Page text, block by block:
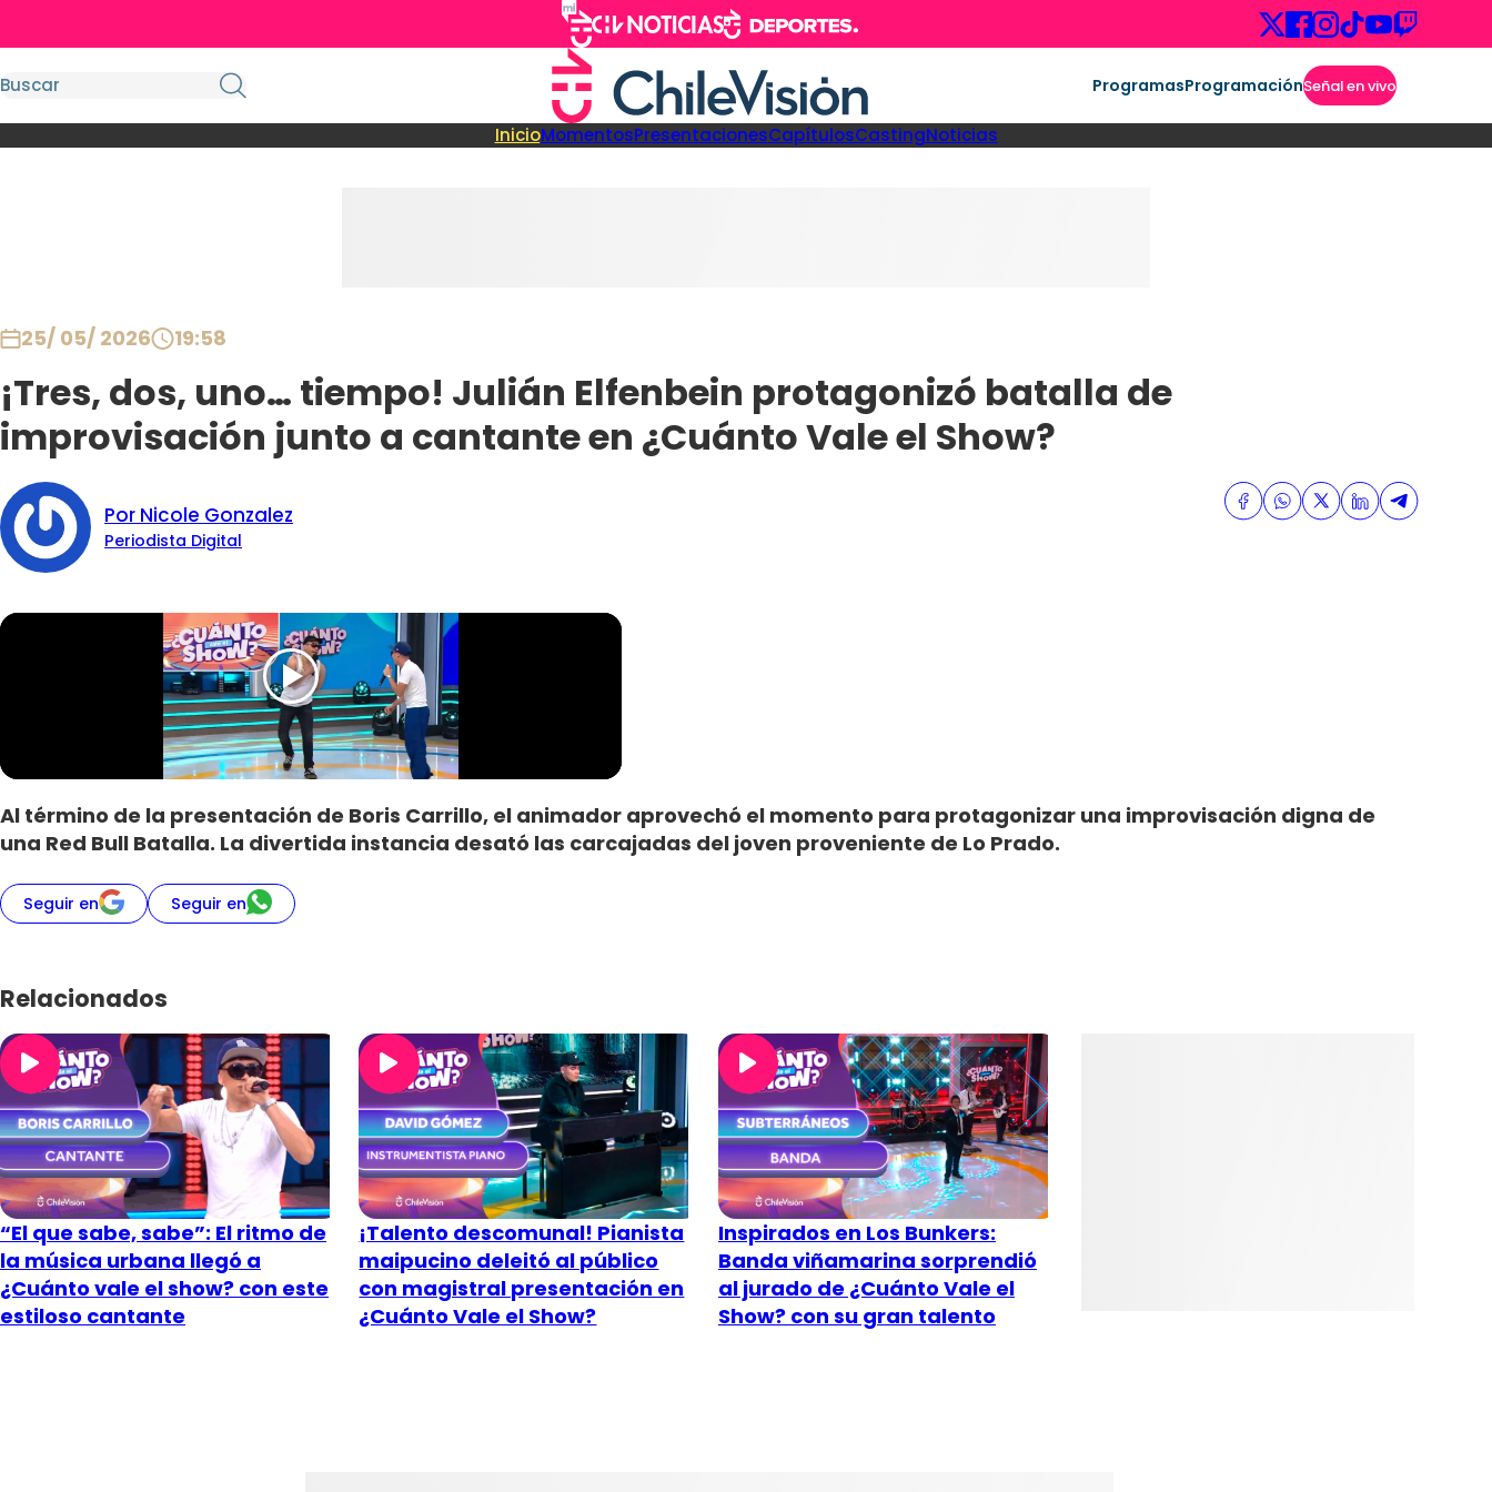
ProgramasProgramaciónSeñal en vivo
InicioMomentosPresentacionesCapítulosCastingNoticias
25/ 05/ 2026 19:58
¡Tres, dos, uno… tiempo! Julián Elfenbein protagonizó batalla de
improvisación junto a cantante en ¿Cuánto Vale el Show?
Por Nicole Gonzalez
Periodista Digital
Al término de la presentación de Boris Carrillo, el animador aprovechó el momento para protagonizar una improvisación digna de
una Red Bull Batalla. La divertida instancia desató las carcajadas del joven proveniente de Lo Prado.
Seguir en Seguir en
Relacionados
“El que sabe, sabe”: El ritmo de
la música urbana llegó a
¿Cuánto vale el show? con este
estiloso cantante
¡Talento descomunal! Pianista
maipucino deleitó al público
con magistral presentación en
¿Cuánto Vale el Show?
Inspirados en Los Bunkers:
Banda viñamarina sorprendió
al jurado de ¿Cuánto Vale el
Show? con su gran talento